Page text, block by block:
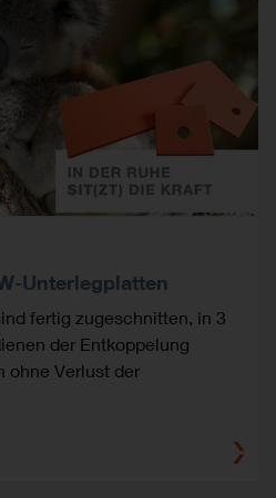
Unterlegplatten
fertig zugeschnitten, in 3
der Entkoppelung
ohne Verlust der